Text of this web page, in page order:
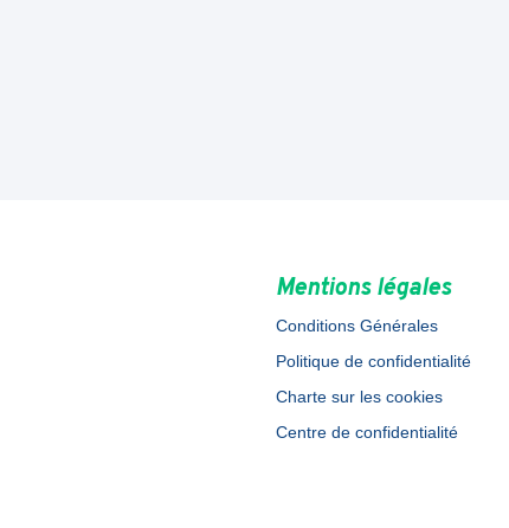
Mentions légales
Conditions Générales
Politique de confidentialité
Charte sur les cookies
Centre de confidentialité